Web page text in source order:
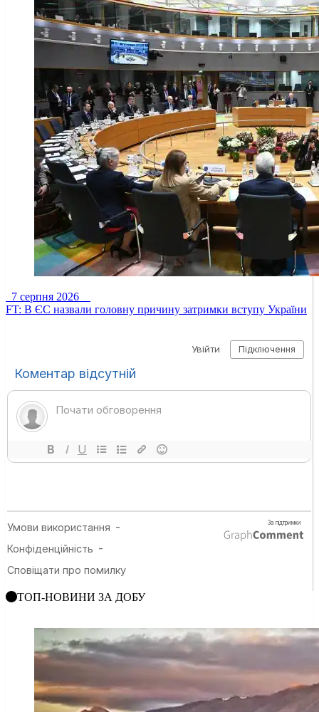
7 серпня 2026
FT: В ЄС назвали головну причину затримки вступу України
ТОП-НОВИНИ ЗА ДОБУ